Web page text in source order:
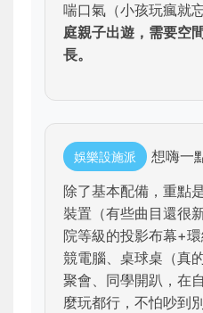
喘口氣（小孩玩瘋就
庭親子出遊，需要空
長。
娛樂設施派
想嗨一
除了基本配備，重點
裝置（有些曲目還很
院等級的投影布幕+
競電腦、桌球桌（真
聚會、同學開趴，在
麼玩都行，不怕吵到別